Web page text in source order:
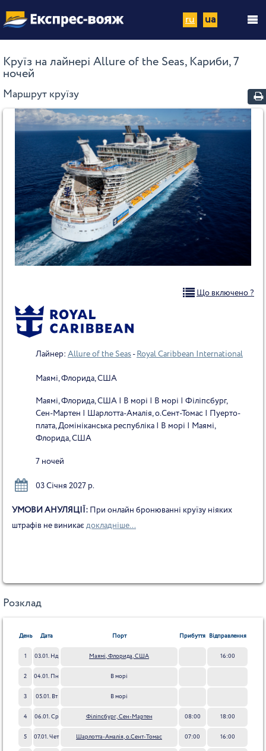
ru ua
Круїз на лайнері Allure of the Seas, Кариби, 7
ночей
Маршрут круїзу
Що включено ?
Лайнер: Allure of the Seas-Royal Caribbean International
Маямі, Флорида, США
Маямі, Флорида, США | В морі | В морі | Філіпсбург,
Сен-Мартен | Шарлотта-Амалія, о.Сент-Томас | Пуерто-
плата, Домініканська республіка | В морі | Маямі,
Флорида, США
7 ночей
03 Січня 2027 р.
УМОВИ АНУЛЯЦІЇ: При онлайн бронюванні круїзу ніяких
штрафів не виникає докладніше...
Розклад
День Дата Порт Прибуття Відправлення
1 03.01. Нд Маямі, Флорида, США 16:00
2 04.01. Пн В морі
3 05.01. Вт В морі
4 06.01. Ср Філіпсбург, Сен-Мартен 08:00 18:00
5 07.01. Чет Шарлотта-Амалія, о.Сент-Томас 07:00 16:00